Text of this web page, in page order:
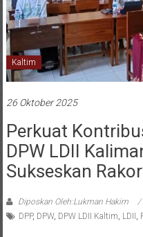
Kaltim
26 Oktober 2025
Perkuat
DPW LDII
Sukseskan
Diposkan Oleh:Lukman Hakim
DPP, DPW, DPW LDII Kaltim LDII